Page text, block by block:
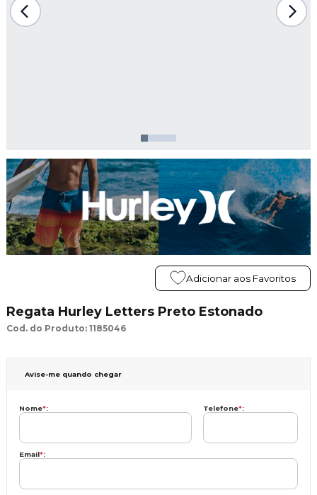
Adicionar aos Favoritos
Regata Hurley Letters Preto Estonado
Cod. do Produto: 1185046
Avise-me quando chegar
Nome*: Telefone*:
Email*: